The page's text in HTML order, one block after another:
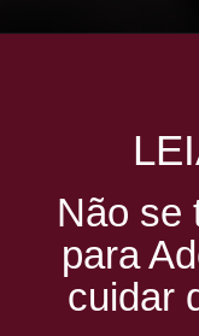
Não se
para
cuidar